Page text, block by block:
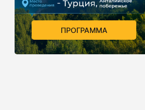
ПРОГРАММА